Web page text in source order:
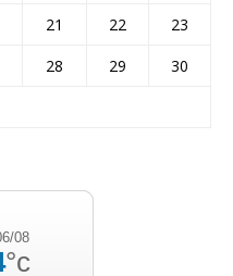
21 22
23
28 29
30